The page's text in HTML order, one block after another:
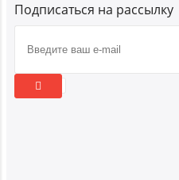
Подписаться на рассылку